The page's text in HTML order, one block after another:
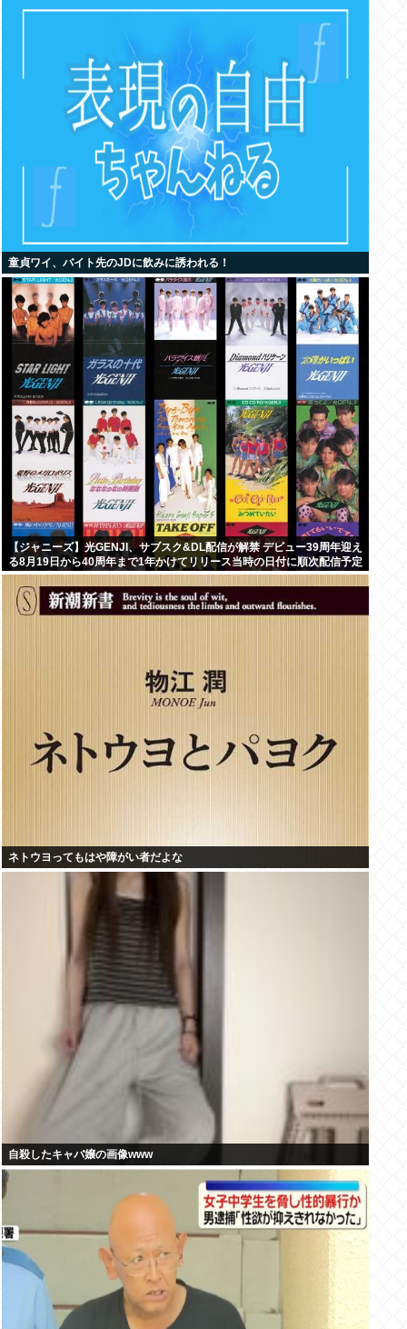
童貞ワイ、バイト先のJDに飲みに誘われる！
【ジャニーズ】光GENJI、サブスク&DL配信が解禁 デビュー39周年迎え
る8月19日から40周年まで1年かけてリリース当時の日付に順次配信予定
ネトウヨってもはや障がい者だよな
自殺したキャバ嬢の画像www